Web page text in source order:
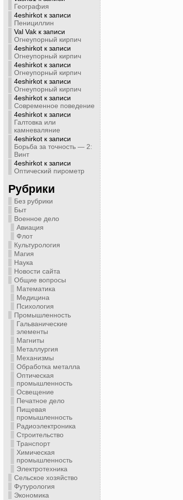
География
4eshirkotк записи
Пенициллин
Val Vakк записи
Огнеупорный кирпич
4eshirkotк записи
Огнеупорный кирпич
4eshirkotк записи
Огнеупорный кирпич
4eshirkotк записи
Огнеупорный кирпич
4eshirkotк записи
Современное поведение
4eshirkotк записи
Галтовка или
камневаляние
4eshirkotк записи
Борьба за точность — 2:
Винт
4eshirkotк записи
Оптический пирометр
Рубрики
Без рубрики
Быт
Военное дело
Авиация
Флот
Культурология
Магия
Наука
Новости сайта
Общие вопросы
Математика
Медицина
Психология
Промышленность
Гальванические
элементы
Магниты
Металлургия
Механизмы
Обработка металла
Оптическая
промышленность
Освещение
Печатное дело
Пищевая
промышленность
Радиоэлектроника
Строительство
Транспорт
Химическая
промышленность
Электротехника
Сельское хозяйство
Футурология
Экономика